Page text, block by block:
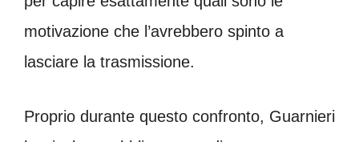
motivazione che l’avrebbero spinto a
lasciare la trasmissione.
Proprio durante questo confronto, Guarnieri